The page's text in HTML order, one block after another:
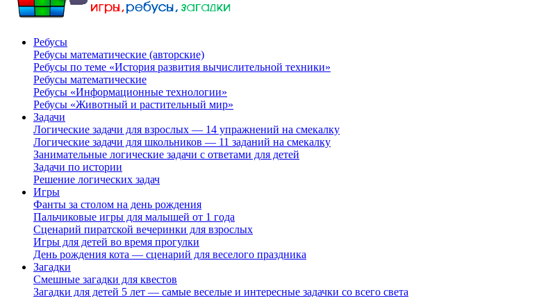
Ребусы
Ребусы математические (авторские)
Ребусы по теме «История развития вычислительной техники»
Ребусы математические
Ребусы «Информационные технологии»
Ребусы «Животный и растительный мир»
Задачи
Логические задачи для взрослых — 14 упражнений на смекалку
Логические задачи для школьников — 11 заданий на смекалку
Занимательные логические задачи с ответами для детей
Задачи по истории
Решение логических задач
Игры
Фанты за столом на день рождения
Пальчиковые игры для малышей от 1 года
Сценарий пиратской вечеринки для взрослых
Игры для детей во время прогулки
День рождения кота — сценарий для веселого праздника
Загадки
Смешные загадки для квестов
Загадки для детей 5 лет — самые веселые и интересные задачки со всего света